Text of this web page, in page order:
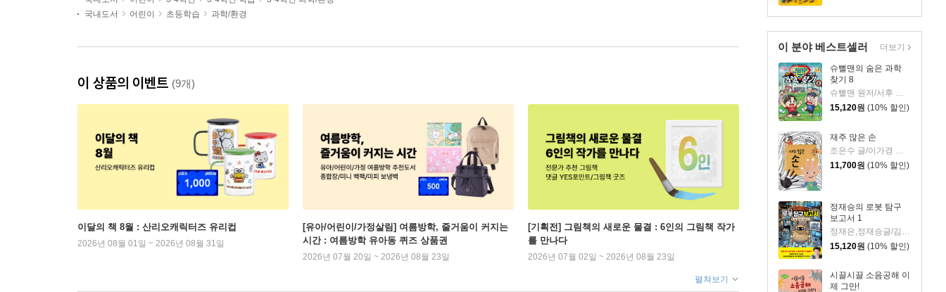
이 분야 베스트셀러
슈뻘맨의 숨은 과학
찾기 8
슈뻘맨 원저/서후 글/류수형 그림/샌드박스네트워크,정재형 감수
15,120원 (10% 할인)
재주 많은 손
11,700원 (10% 할인)
정재승의 로봇 탐구
보고서 1
15,120원 (10% 할인)
시끌시끌 소음공해 이
제 그만!
더보기
국내도서
어린이 초등학습 과학/환경
이 상품의 이벤트 (9개)
이달의 책 8월 : 산리오캐릭터즈 유리컵
2026년 08월 01일 ~ 2026년 08월 31일
[유아/어린이/가정살림] 여름방학, 줄거움이 커지는
시간 : 여름방학 유아동 퀴즈 상품권
2026년 07월 20일 ~ 2026년 08월 23일
[기획전] 그림책의 새로운 물결 : 6인의 그림책 작가
를 만나다
2026년 07월 02일 ~ 2026년 08월 23일
펼쳐보기